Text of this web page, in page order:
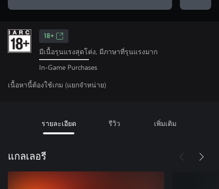
18+
มีเนื้อรุนแรงสุดโต่ง, มีภาษาที่รุนแรงมาก
In-Game Purchases
เนื้อหานี้ต้องใช้เกม (แยกจำหน่าย)
รายละเอียด รีวิว เพิ่มเติม
แกลเลอรี